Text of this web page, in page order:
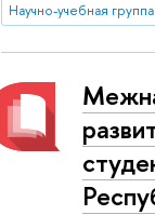
Научно-учебная